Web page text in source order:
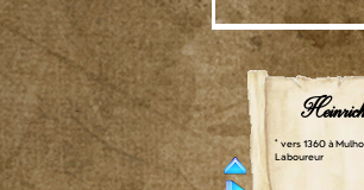
° vers 1360 à
Laboureur